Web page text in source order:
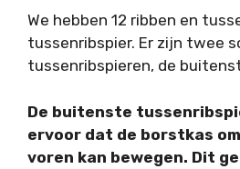
We hebben 12 ribben en
tussenribspier. Er zijn twee
tussenribspieren, de
De buitenste
ervoor dat de borstkas
voren kan bewegen. Dit